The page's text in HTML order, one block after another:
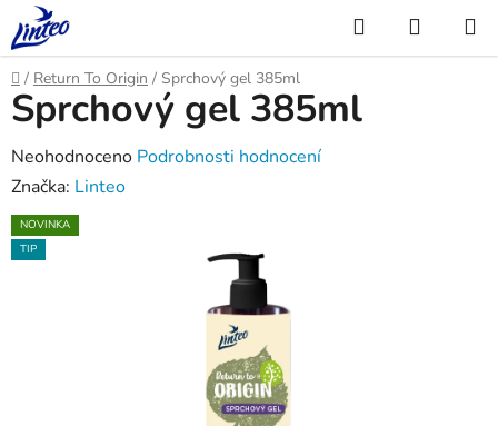
Přejít
na
obsah
Hledat
KOŠÍK
Domů
/ Return To Origin / Sprchový gel 385ml
Sprchový gel 385ml
Průměrné
hodnocení
produktu
je
Neohodnoceno Podrobnosti hodnocení
Značka: Linteo
NOVINKA
TIP